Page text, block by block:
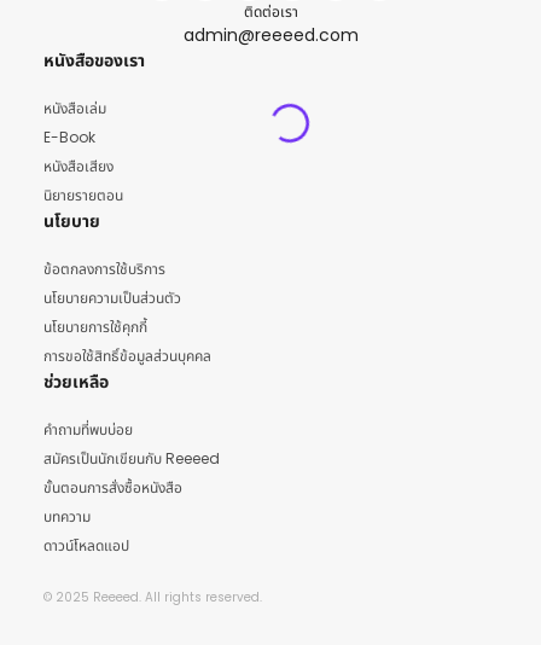
ติดต่อเรา
admin@reeeed.com
หนังสือของเรา
หนังสือเล่ม
E-Book
หนังสือเสียง
นิยายรายตอน
นโยบาย
ข้อตกลงการใช้บริการ
นโยบายความเป็นส่วนตัว
นโยบายการใช้คุกกี้
การขอใช้สิทธิ์ข้อมูลส่วนบุคคล
ช่วยเหลือ
คำถามที่พบบ่อย
สมัครเป็นนักเขียนกับ Reeeed
ขั้นตอนการสั่งซื้อหนังสือ
บทความ
ดาวน์โหลดแอป
© 2025 Reeeed. All rights reserved.